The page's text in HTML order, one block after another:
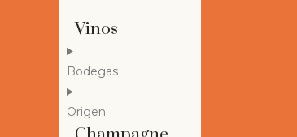
Vinos
Bodegas
Origen